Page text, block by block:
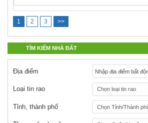
1 2 3 >>
TÌM KIẾM NHÀ ĐẤT
Địa điểm
Loại tin rao
Tỉnh, thành phố